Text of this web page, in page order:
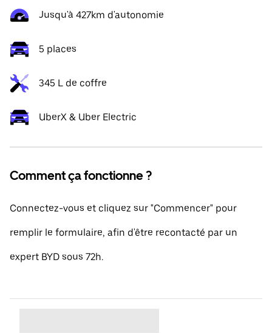
Jusqu'à 427km d'autonomie
5 places
345 L de coffre
UberX & Uber Electric
Comment ça fonctionne ?
Connectez-vous et cliquez sur "Commencer" pour
remplir le formulaire, afin d'être recontacté par un
expert BYD sous 72h.